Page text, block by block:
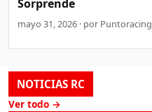
Sorprende
mayo 31, 2026 · por Puntoracing
NOTICIAS RC
Ver todo →